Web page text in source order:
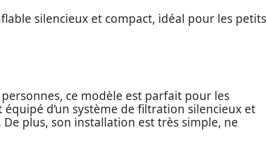
silencieux et compact, idéal pour les petits
personnes, ce modèle est parfait pour les
d’un système de filtration silencieux et
plus, son installation est très simple, ne